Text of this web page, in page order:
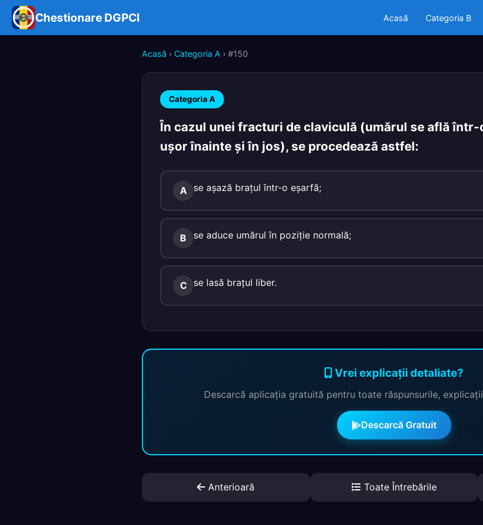
Chestionare DGPCI Acasă Categoria B
Acasă › Categoria A › #150
Categoria A
În cazul unei fracturi de claviculă (umărul se află
uşor înainte şi în jos), se procedează astfel:
A se aşază braţul într-o eşarfă;
B se aduce umărul în poziţie normală;
C se lasă braţul liber.
Vrei explicații detaliate?
Descarcă aplicația gratuită pentru toate răspunsurile,
Descarcă Gratuit
Anterioară Toate Întrebările